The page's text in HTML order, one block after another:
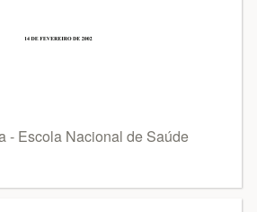
- Escola Nacional de Saúde